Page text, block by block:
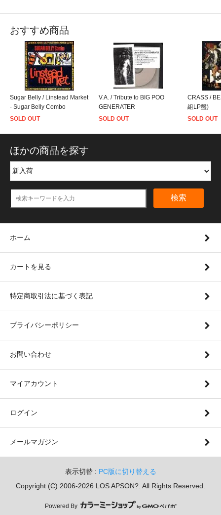
おすすめ商品
Sugar Belly / Linstead Market
- Sugar Belly Combo
SOLD OUT
V.A. / Tribute to BIG POO
GENERATER
SOLD OUT
CRASS /
組LP盤)
SOLD OUT
ほかの商品を探す
検索
ホーム
カートを見る
特定商取引法に基づく表記
プライバシーポリシー
お問い合わせ
マイアカウント
ログイン
メールマガジン
表示切替 : PC版に切り替える
Copyright (C) 2006-2026 LOS APSON?. All Rights Reserved.
Powered By